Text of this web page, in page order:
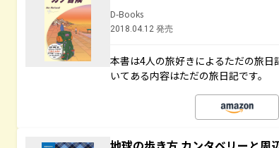
D-Books
2018.04.12 発売
本書は4人の旅好きによるただの旅
いてある内容はただの旅日記です。